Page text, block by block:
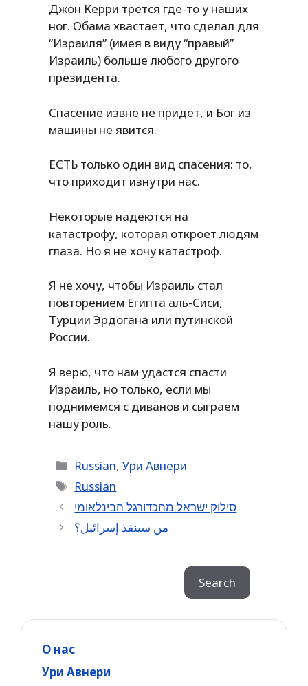
Джон Керри трется где-то у наших
ног. Обама хвастает, что сделал для
“Израиля” (имея в виду “правый”
Израиль) больше любого другого
президента.
Спасение извне не придет, и Бог из
машины не явится.
ЕСТЬ только один вид спасения: то,
что приходит изнутри нас.
Некоторые надеются на
катастрофу, которая откроет людям
глаза. Но я не хочу катастроф.
Я не хочу, чтобы Израиль стал
повторением Египта аль-Сиси,
Турции Эрдогана или путинской
России.
Я верю, что нам удастся спасти
Израиль, но только, если мы
поднимемся с диванов и сыграем
нашу роль.
Categories
Russian,Ури Авнери
Tags
Russian
סילוק ישראל מהכדורגל הבינלאומי
من سينقذ إسرائيل؟
Search
О нас
Ури Авнери